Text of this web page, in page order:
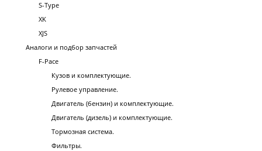
S-Type
XK
XJS
Аналоги и подбор запчастей
F-Pace
Кузов и комплектующие.
Рулевое управление.
Двигатель (бензин) и комплектующие.
Двигатель (дизель) и комплектующие.
Тормозная система.
Фильтры.